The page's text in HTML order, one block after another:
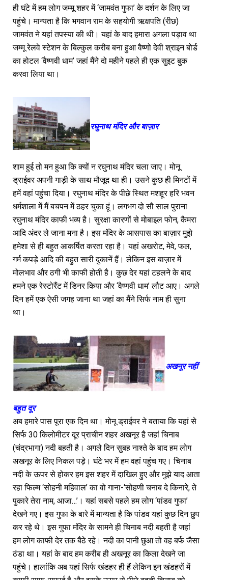
ही घंटे में हम लोग जम्मू शहर में ‘जामवंत गुफा’ के दर्शन के लिए जा
पहुंचे। मान्यता है कि भगवान राम के सहयोगी ऋक्षपति (रीछ)
जामवंत ने यहां तपस्या की थी। यहां के बाद हमारा अगला पड़ाव था
जम्मू रेलवे स्टेशन के बिल्कुल करीब बना हुआ वैष्णो देवी श्राइन बोर्ड
का होटल ‘वैष्णवी धाम’ जहां मैंने दो महीने पहले ही एक सुइट बुक
करवा लिया था।
रघुनाथ मंदिर और बाज़ार
शाम हुई तो मन हुआ कि क्यों न रघुनाथ मंदिर चला जाए। मोनू
ड्राईवर अपनी गाड़ी के साथ मौजूद था ही। उसने कुछ ही मिनटों में
हमें वहां पहुंचा दिया। रघुनाथ मंदिर के पीछे स्थित मशहूर हरि भवन
धर्मशाला में मैं बचपन में ठहर चुका हूं। लगभग दो सौ साल पुराना
रघुनाथ मंदिर काफी भव्य है। सुरक्षा कारणों से मोबाइल फोन, कैमरा
आदि अंदर ले जाना मना है। इस मंदिर के आसपास का बाज़ार मुझे
हमेशा से ही बहुत आकर्षित करता रहा है। यहां अखरोट, मेवे, फल,
गर्म कपड़े आदि की बहुत सारी दुकानें हैं। लेकिन इस बाज़ार में
मोलभाव और ठगी भी काफी होती है। कुछ देर यहां टहलने के बाद
हमने एक रेस्टोरैंट में डिनर किया और ‘वैष्णवी धाम’ लौट आए। अगले
दिन हमें एक ऐसी जगह जाना था जहां का मैंने सिर्फ नाम ही सुना
था।
अखनूर नहीं
बहुत दूर
अब हमारे पास पूरा एक दिन था। मोनू ड्राईवर ने बताया कि यहां से
सिर्फ 30 किलोमीटर दूर प्राचीन शहर अखनूर है जहां चिनाब
(चंद्रभागा) नदी बहती है। अगले दिन सुबह नाश्ते के बाद हम लोग
अखनूर के लिए निकल पड़े। घंटे भर में हम वहां पहुंच गए। चिनाब
नदी के ऊपर से होकर हम इस शहर में दाखिल हुए और मुझे याद आता
रहा फिल्म ‘सोहनी महिवाल’ का वो गाना-‘सोहणी चनाब दे किनारे, ते
पुकारे तेरा नाम, आजा…’। यहां सबसे पहले हम लोग ‘पांडव गुफा’
देखने गए। इस गुफा के बारे में मान्यता है कि पांडव यहां कुछ दिन छुप
कर रहे थे। इस गुफा मंदिर के सामने ही चिनाब नदी बहती है जहां
हम लोग काफी देर तक बैठे रहे। नदी का पानी छुआ तो वह बर्फ जैसा
ठंडा था। यहां के बाद हम करीब ही अखनूर का किला देखने जा
पहुंचे। हालांकि अब यहां सिर्फ खंडहर ही हैं लेकिन इन खंडहरों में